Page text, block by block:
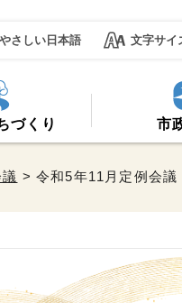
やさしい日本語 文字サイ
づくり 市
> 令和5年11月定例会